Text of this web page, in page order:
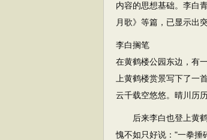
内容的思想基础。李白
月歌》等篇，已显示出
李白搁笔
在黄鹤楼公园东边，有
上黄鹤楼赏景写下了一
云千载空悠悠。晴川历
后来李白也登上黄鹤
愧不如只好说："一拳捶